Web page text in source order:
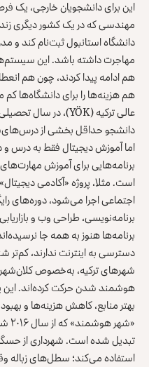
این برای دانشجویان خارجی، یک
مهندسی که در یک کشور دیگری
دانشگاه استانبول ثبت‌نام کند و
مهاجرت داشته باشد. این سیستم‌ها
هم ادامه پیدا کردند، چون هم
هم هزینه‌ها را برای دانشگاه‌ها
دانشجو حداقل بخشی از
اما آموزش دیجیتال فقط به درس
برنامه‌هایی برای آموزش
است. مثلا، پروژه «آکادمی
اجتماعی اجرا می‌شود، دوره‌های
برنامه‌نویسی، طراحی وب و
برنامه‌ها هنوز به همه جا
دسترسی به اینترنت ندارند، کم‌تر
شهرهای ترکیه، به‌خصوص
هوشمند شدن حرکت کرده‌اند. این
بهتر منابع، کاهش هزینه‌ها و
تبدیل شده است. شهرداری از
استفاده می‌کند؛ سطل‌های زباله